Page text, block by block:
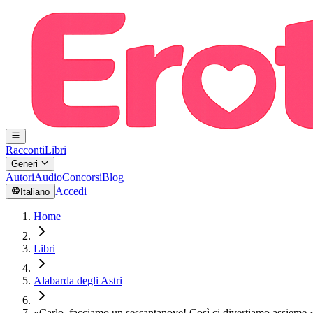
RaccontiLibri
Generi
AutoriAudioConcorsiBlog
Italiano Accedi
Home
Libri
Alabarda degli Astri